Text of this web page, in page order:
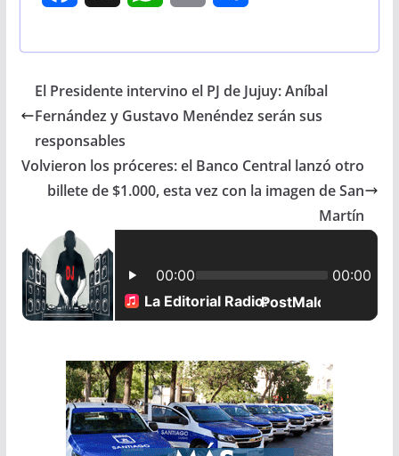
e
o
k
t
A
i
r
El Presidente intervino el PJ de Jujuy: Aníbal
Fernández y Gustavo Menéndez serán sus
responsables
Volvieron los próceres: el Banco Central lanzó otro
billete de $1.000, esta vez con la imagen de San
Martín